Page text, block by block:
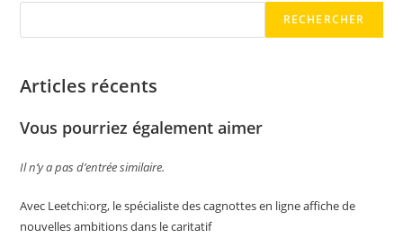
RECHERCHER
Articles récents
Vous pourriez également aimer
Il n’y a pas d’entrée similaire.
Avec Leetchi:org, le spécialiste des cagnottes en ligne affiche de
nouvelles ambitions dans le caritatif